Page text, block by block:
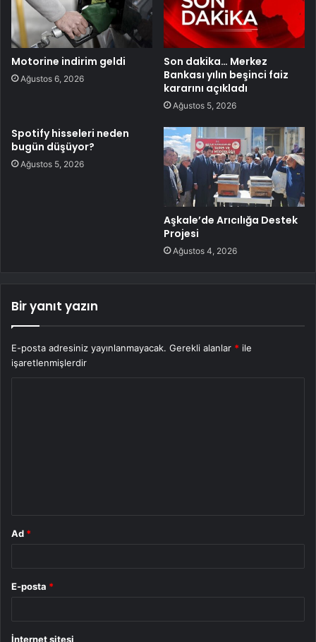
Motorine indirim geldi
Ağustos 6, 2026
Son dakika… Merkez
Bankası yılın beşinci faiz
kararını açıkladı
Ağustos 5, 2026
Spotify hisseleri neden
bugün düşüyor?
Ağustos 5, 2026
Aşkale’de Arıcılığa Destek
Projesi
Ağustos 4, 2026
Bir yanıt yazın
E-posta adresiniz yayınlanmayacak. Gerekli alanlar * ile
işaretlenmişlerdir
Ad *
E-posta *
İnternet sitesi